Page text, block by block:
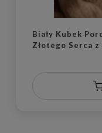
Biały Kubek
Złotego Serca